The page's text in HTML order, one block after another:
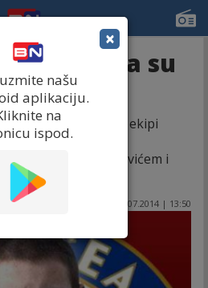
i Nemanja su
rekao je da se u ekipi
druži sa
Branislavom Ivanovićem i
30.07.2014 | 13:50
×
našu
aplikaciju.
na
ispod.